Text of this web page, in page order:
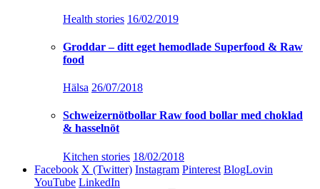
Health stories 16/02/2019
Groddar – ditt eget hemodlade Superfood & Raw
food
Hälsa 26/07/2018
Schweizernötbollar Raw food bollar med choklad
& hasselnöt
Kitchen stories 18/02/2018
Facebook X (Twitter) Instagram Pinterest BlogLovin
YouTube LinkedIn